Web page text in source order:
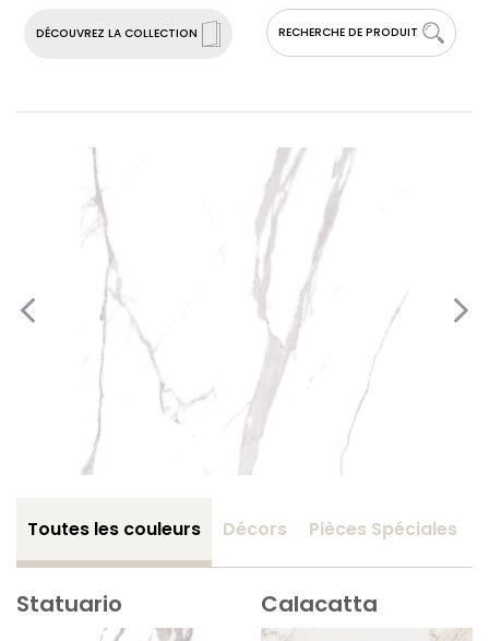
DÉCOUVREZ LA COLLECTION RECHERCHE DE PRODUIT
Toutes les couleurs Décors Pièces Spéciales
Statuario Calacatta